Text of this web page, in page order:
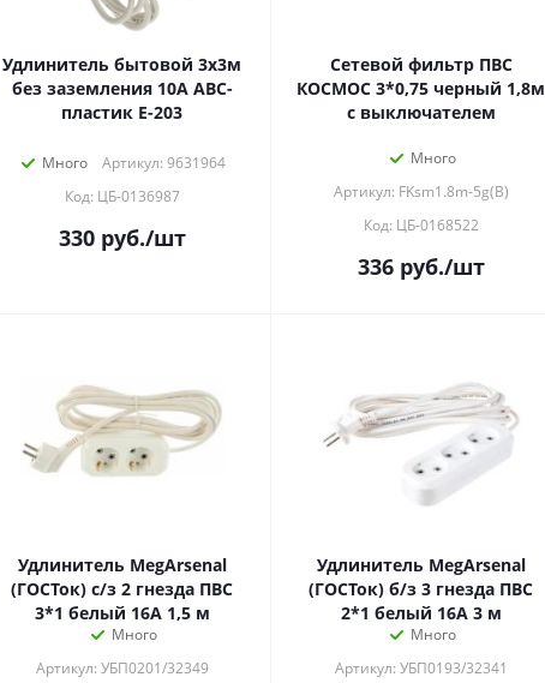
Удлинитель бытовой 3х3м
без заземления 10А АВС-
пластик E-203
Много
Артикул: 9631964
Код: ЦБ-0136987
330руб./шт
Сетевой фильтр ПВС
КОСМОС 3*0,75 черный 1,8м
с выключателем
Много
Артикул: FKsm1.8m-5g(B)
Код: ЦБ-0168522
336руб./шт
Удлинитель MegArsenal
(ГОСТок) с/з 2 гнезда ПВС
3*1 белый 16А 1,5 м
Много
Артикул: УБП0201/32349
Удлинитель MegArsenal
(ГОСТок) б/з 3 гнезда ПВС
2*1 белый 16А 3 м
Много
Артикул: УБП0193/32341